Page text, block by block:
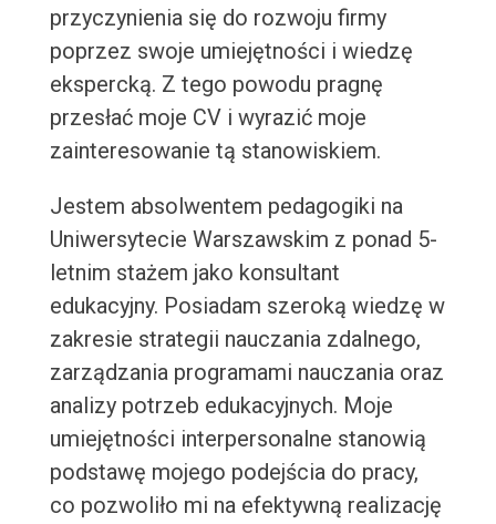
przyczynienia się do rozwoju firmy
poprzez swoje umiejętności i wiedzę
ekspercką. Z tego powodu pragnę
przesłać moje CV i wyrazić moje
zainteresowanie tą stanowiskiem.
Jestem absolwentem pedagogiki na
Uniwersytecie Warszawskim z ponad 5-
letnim stażem jako konsultant
edukacyjny. Posiadam szeroką wiedzę w
zakresie strategii nauczania zdalnego,
zarządzania programami nauczania oraz
analizy potrzeb edukacyjnych. Moje
umiejętności interpersonalne stanowią
podstawę mojego podejścia do pracy,
co pozwoliło mi na efektywną realizację